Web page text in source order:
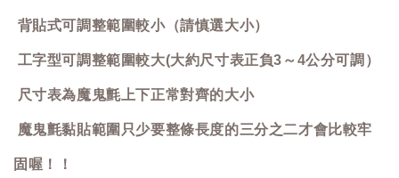
背貼式可調整範圍較小（請慎選大小）
工字型可調整範圍較大(大約尺寸表正負3～4公分可調）
尺寸表為魔鬼氈上下正常對齊的大小
魔鬼氈黏貼範圍只少要整條長度的三分之二才會比較牢
固喔！！